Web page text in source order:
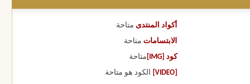
أكواد المنتدى متاحة
الابتسامات متاحة
كود [IMG] متاحة
الكود هو متاحة